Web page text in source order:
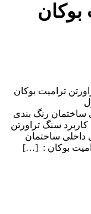
ترامیت بوکان
رنگ بندی
سنگ تراورتن
داخلی ساختمان
بوکان : […]